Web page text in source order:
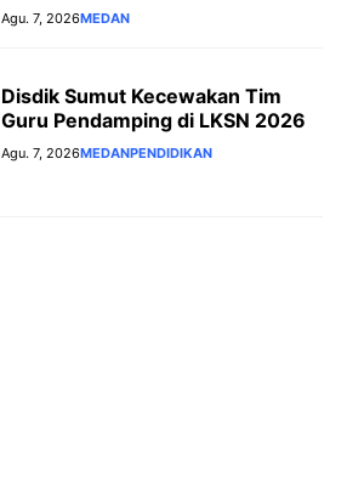
Agu. 7, 2026MEDAN
Disdik Sumut Kecewakan Tim
Guru Pendamping di LKSN 2026
Agu. 7, 2026MEDANPENDIDIKAN